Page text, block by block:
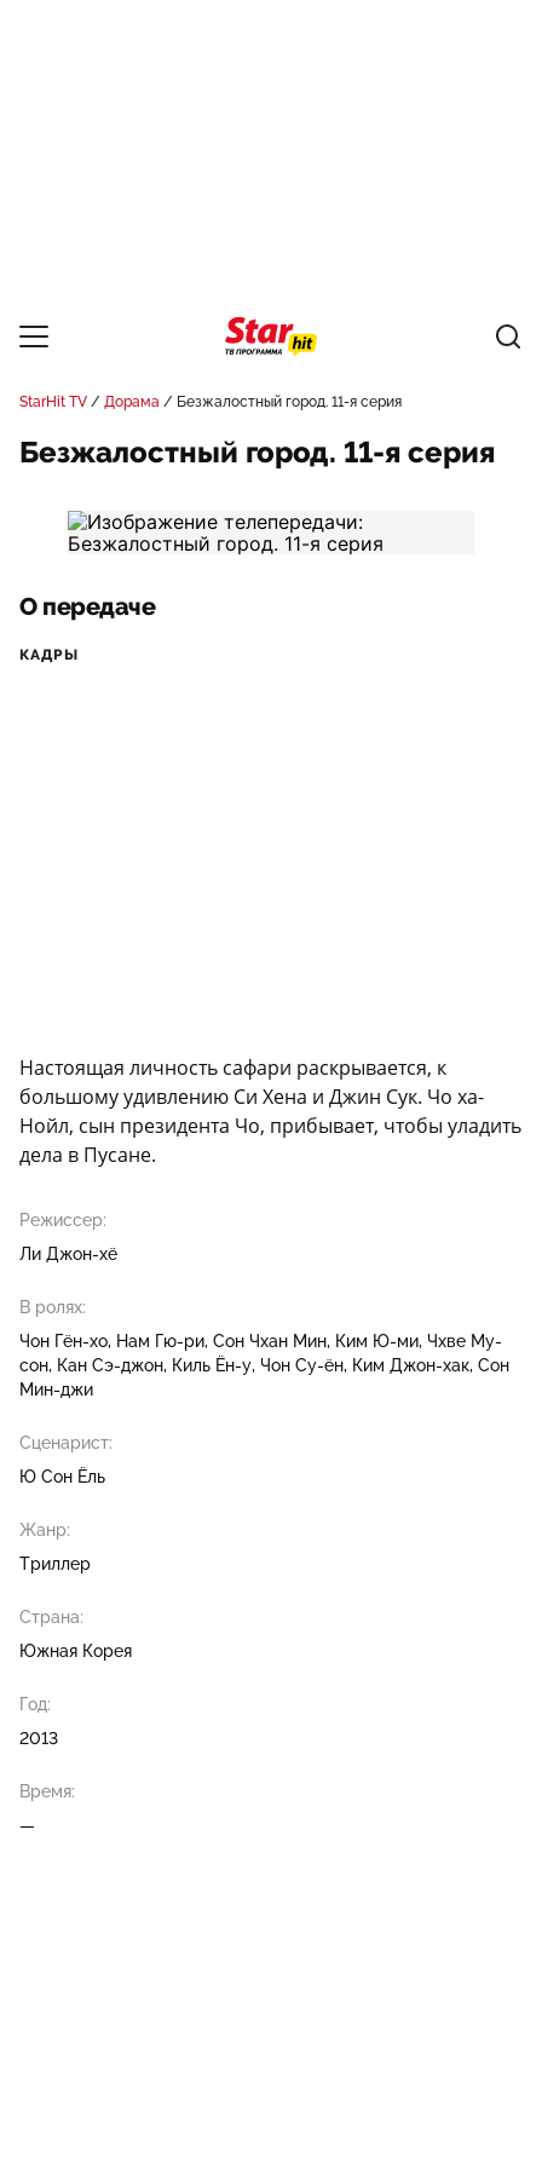
StarHit TV Дорама Безжалостный город. 11-я серия
Безжалостный город. 11-я серия
О передаче
КАДРЫ
Настоящая личность сафари раскрывается, к
большому удивлению Си Хена и Джин Сук. Чо ха-
Нойл, сын президента Чо, прибывает, чтобы уладить
дела в Пусане.
Режиссер:
Ли Джон-хё
В ролях:
Чон Гён-хо Нам Гю-ри Сон Чхан Мин Ким Ю-ми Чхве Му-
сон Кан Сэ-джон Киль Ён-у Чон Су-ён Ким Джон-хак Сон
Мин-джи
Сценарист:
Ю Сон Ёль
Жанр:
Триллер
Страна:
Южная Корея
Год:
2013
Время:
—